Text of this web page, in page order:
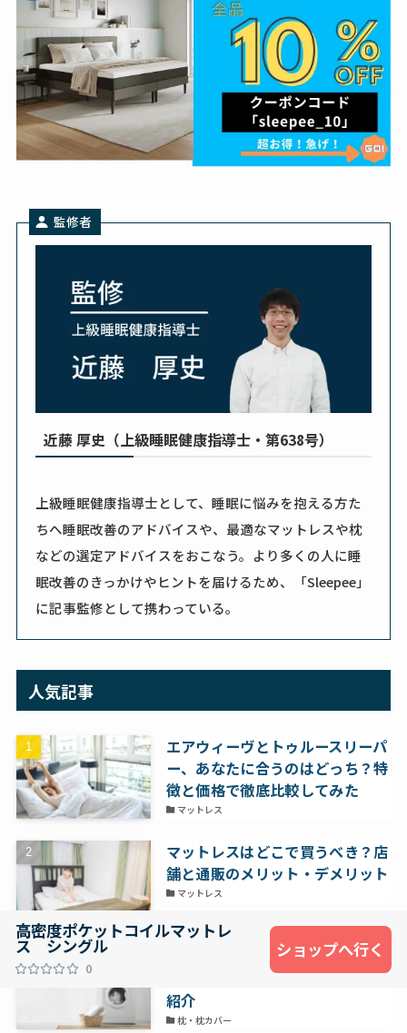
高密度ポケットコイルマットレ
ス シングル
0
ショップへ行く
監修者
近藤 厚史（上級睡眠健康指導士・第638号）
上級睡眠健康指導士として、睡眠に悩みを抱える方た
ちへ睡眠改善のアドバイスや、最適なマットレスや枕
などの選定アドバイスをおこなう。より多くの人に睡
眠改善のきっかけやヒントを届けるため、「Sleepee」
に記事監修として携わっている。
人気記事
エアウィーヴとトゥルースリーパ
ー、あなたに合うのはどっち？特
徴と価格で徹底比較してみた
マットレス
マットレスはどこで買うべき？店
舗と通販のメリット・デメリット
マットレス
枕を乾燥機にかけるのは危険？正
しい洗濯方法と汚れを防ぐコツを
紹介
枕・枕カバー